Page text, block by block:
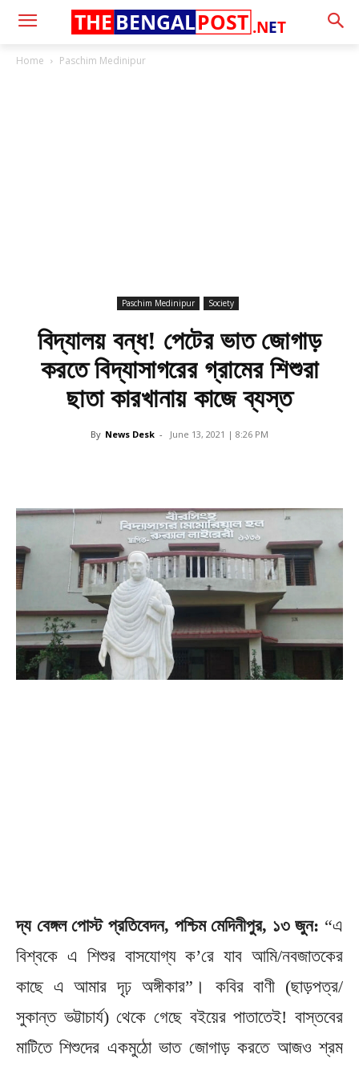
.NET
THE BENGALPOST
Home Paschim Medinipur
Paschim Medinipur Society
বিদ্যালয় বন্ধ! পেটের ভাত জোগাড়
করতে বিদ্যাসাগরের গ্রামের শিশুরা
ছাতা কারখানায় কাজে ব্যস্ত
By News Desk - June 13, 2021 | 8:26 PM
দ্য বেঙ্গল পোস্ট প্রতিবেদন, পশ্চিম মেদিনীপুর, ১৩ জুন: “এ
বিশ্বকে এ শিশুর বাসযোগ্য ক’রে যাব আমি/নবজাতকের
কাছে এ আমার দৃঢ় অঙ্গীকার”। কবির বাণী (ছাড়পত্র/
সুকান্ত ভট্টাচার্য) থেকে গেছে বইয়ের পাতাতেই! বাস্তবের
মাটিতে শিশুদের একমুঠো ভাত জোগাড় করতে আজও শ্রম